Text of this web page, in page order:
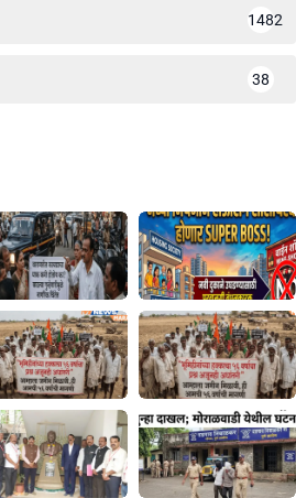
1482
38